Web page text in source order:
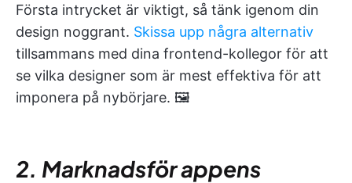
Första intrycket är viktigt, så tänk igenom din
design noggrant. Skissa upp några alternativ
tillsammans med dina frontend-kollegor för att
se vilka designer som är mest effektiva för att
imponera på nybörjare. 🖼️
2. Marknadsför appens